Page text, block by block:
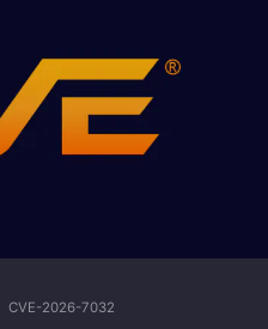
CVE-2026-7032